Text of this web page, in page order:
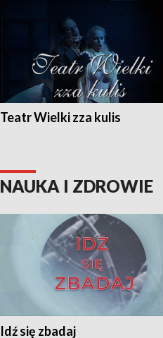
Teatr Wielki zza kulis
NAUKA I ZDROWIE
Idź się zbadaj